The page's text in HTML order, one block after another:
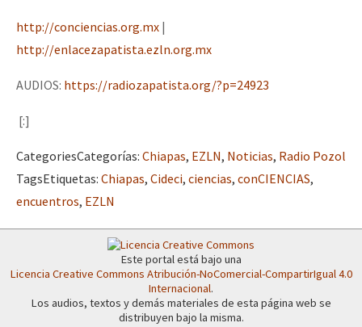
http://conciencias.org.mx |
http://enlacezapatista.ezln.org.mx
AUDIOS: https://radiozapatista.org/?p=24923
[:]
CategoriesCategorías: Chiapas, EZLN, Noticias, Radio Pozol
TagsEtiquetas: Chiapas, Cideci, ciencias, conCIENCIAS,
encuentros, EZLN
Este portal está bajo una
Licencia Creative Commons Atribución-NoComercial-CompartirIgual 4.0
Internacional.
Los audios, textos y demás materiales de esta página web se
distribuyen bajo la misma.